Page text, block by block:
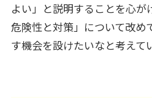
よい」と説明することを心
危険性と対策」について改め
す機会を設けたいなと考えて